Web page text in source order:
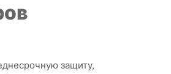
защиту,